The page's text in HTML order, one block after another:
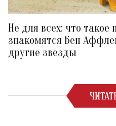
Не для всех: что такое
знакомятся Бен
другие звезды